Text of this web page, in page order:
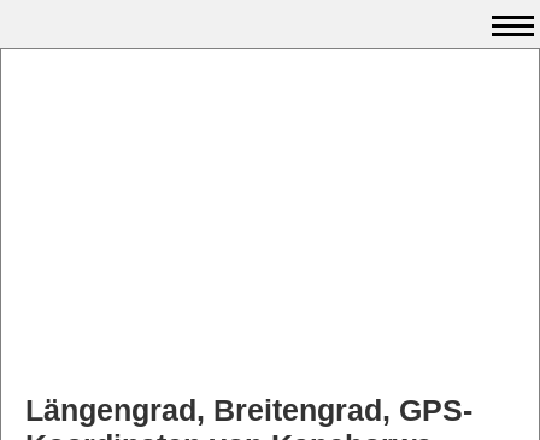
Längengrad, Breitengrad, GPS-